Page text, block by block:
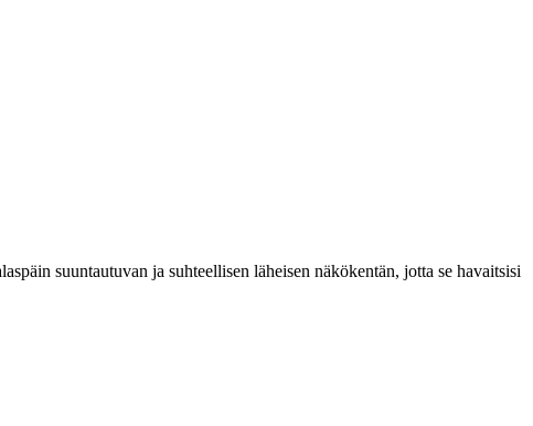
suuntautuvan ja suhteellisen läheisen näkökentän, jotta se havaitsisi